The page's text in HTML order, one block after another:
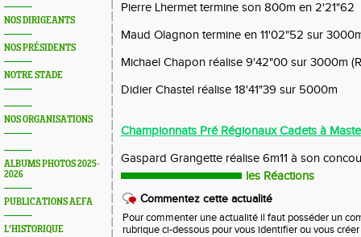
NOS DIRIGEANTS
NOS PRÉSIDENTS
NOTRE STADE
NOS ORGANISATIONS
ALBUMS PHOTOS 2025-
2026
PUBLICATIONS AEFA
L'HISTORIQUE
Pierre Lhermet termine son 800m en 2'21"62
Maud Olagnon termine en 11'02"52 sur
Michael Chapon réalise 9'42"00 sur 3000m
Didier Chastel réalise 18'41"39 sur 5000m
Championnats Pré Régionaux Cadets à
Gaspard Grangette réalise 6m11 à son
les Réactions
Commentez cette actualité
Pour commenter une actualité il faut posséder un
rubrique ci-dessous pour vous identifier ou vous